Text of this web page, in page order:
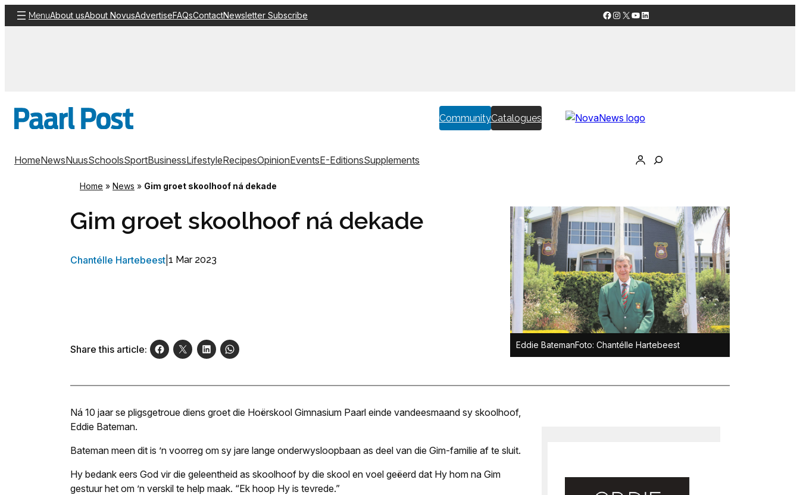
Skip
to
MenuAbout usAbout NovusAdvertiseFAQsContactNewsletter Subscribe Facebook
Instagram
X YouTube
LinkedIn
CommunityCatalogues
HomeNewsNuusSchoolsSportBusinessLifestyleRecipesOpinionEventsE-EditionsSupplements
Home » News » Gim groet skoolhoof ná dekade
Gim groet skoolhoof ná dekade
Chantélle Hartebeest 1 Mar 2023
Share this article: Eddie BatemanFoto: Chantélle Hartebeest
Ná 10 jaar se pligsgetroue diens groet die Hoërskool Gimnasium Paarl einde vandeesmaand sy skoolhoof,
Eddie Bateman.
Bateman meen dit is ’n voorreg om sy jare lange onderwysloopbaan as deel van die Gim-familie af te sluit.
Hy bedank eers God vir die geleentheid as skoolhoof by die skool en voel geëerd dat Hy hom na Gim
gestuur het om ’n verskil te help maak. “Ek hoop Hy is tevrede.”